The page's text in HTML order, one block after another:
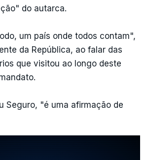
do autarca.
um país onde todos contam",
da República, ao falar das
que visitou ao longo deste
Seguro, "é uma afirmação de